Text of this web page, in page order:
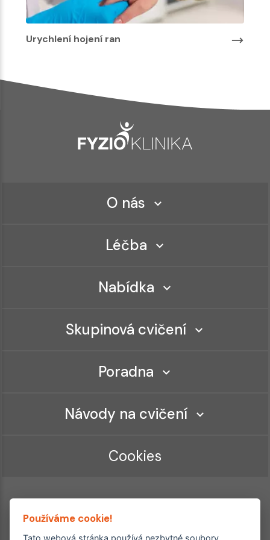
Urychlení hojení ran
O nás
Léčba
Nabídka
Skupinová cvičení
Poradna
Návody na cvičení
Cookies
Používáme cookie!
Tato webová stránka používá nezbytné soubory